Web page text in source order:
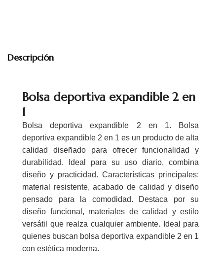
Descripción
Bolsa deportiva expandible 2 en
1
Bolsa deportiva expandible 2 en 1. Bolsa
deportiva expandible 2 en 1 es un producto de alta
calidad diseñado para ofrecer funcionalidad y
durabilidad. Ideal para su uso diario, combina
diseño y practicidad. Características principales:
material resistente, acabado de calidad y diseño
pensado para la comodidad. Destaca por su
diseño funcional, materiales de calidad y estilo
versátil que realza cualquier ambiente. Ideal para
quienes buscan bolsa deportiva expandible 2 en 1
con estética moderna.